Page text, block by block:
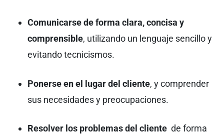
Comunicarse de forma clara, concisa y
comprensible, utilizando un lenguaje sencillo y
evitando tecnicismos.
Ponerse en el lugar del cliente, y comprender
sus necesidades y preocupaciones.
Resolver los problemas del cliente de forma